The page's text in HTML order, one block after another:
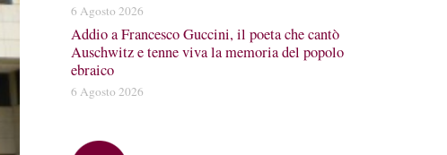
6 Agosto 2026
Addio a Francesco Guccini, il poeta che cantò
Auschwitz e tenne viva la memoria del popolo
ebraico
6 Agosto 2026